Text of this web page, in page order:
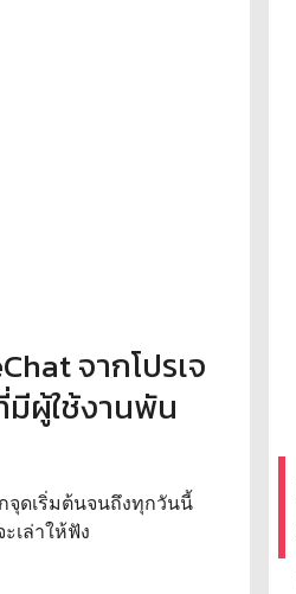
จากโปรเจ
ผู้ใช้งานพัน
จุดเริ่มต้นจนถึงทุกวันนี้
เล่าให้ฟัง